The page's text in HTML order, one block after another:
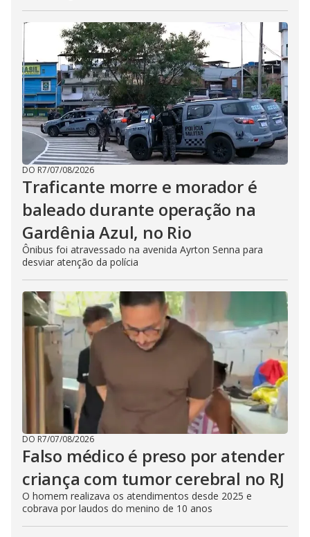
DO R7/07/08/2026
Traficante morre e morador é
baleado durante operação na
Gardênia Azul, no Rio
Ônibus foi atravessado na avenida Ayrton Senna para
desviar atenção da polícia
DO R7/07/08/2026
Falso médico é preso por atender
criança com tumor cerebral no RJ
O homem realizava os atendimentos desde 2025 e
cobrava por laudos do menino de 10 anos